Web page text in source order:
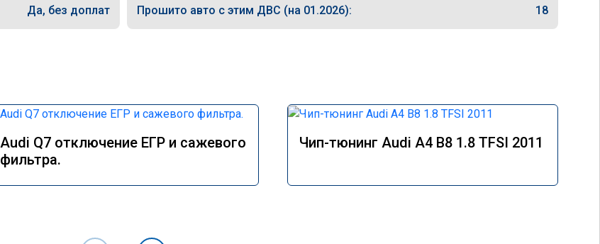
Да, без доплат Прошито авто с этим ДВС (на 01.2026): 18
Audi Q7 отключение ЕГР и сажевого
фильтра.
Чип-тюнинг Audi A4 B8 1.8 TFSI 2011